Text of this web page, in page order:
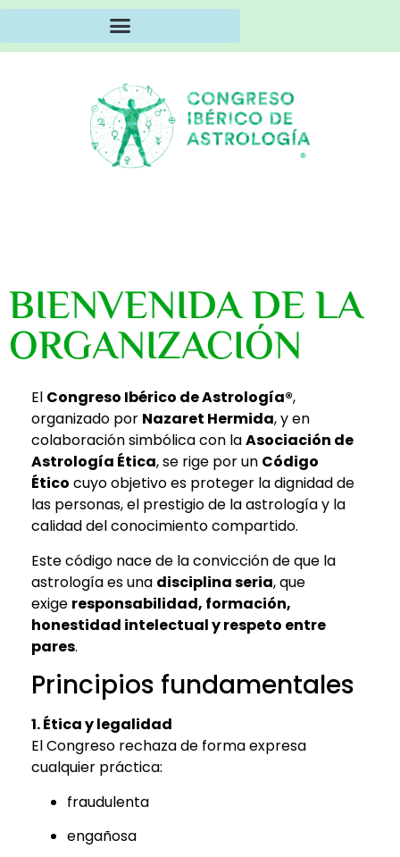
BIENVENIDA DE LA
ORGANIZACIÓN
El Congreso Ibérico de Astrología®,
organizado por Nazaret Hermida, y en
colaboración simbólica con laAsociación de
Astrología Ética, se rige por un Código
Ético cuyo objetivo es proteger la dignidad de
las personas, el prestigio de la astrología y la
calidad del conocimiento compartido.
Este código nace de la convicción de que la
astrología es una disciplina seria, que
exige responsabilidad, formación,
honestidad intelectual y respeto entre
pares.
Principios fundamentales
1. Ética y legalidad
El Congreso rechaza de forma expresa
cualquier práctica:
fraudulenta
engañosa